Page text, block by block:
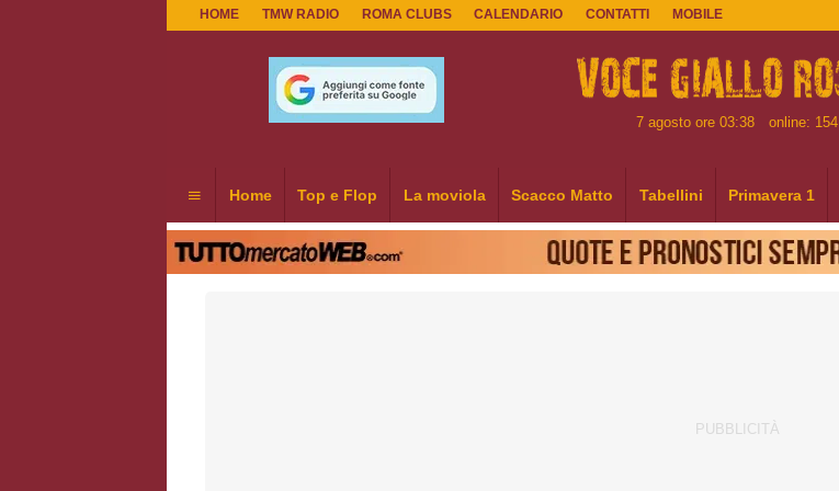
HOME TMW RADIO ROMA CLUBS CALENDARIO CONTATTI MOBILE
7 agosto ore 03:38 online: 154
Home Top e Flop La moviola Scacco Matto Tabellini Primavera 1